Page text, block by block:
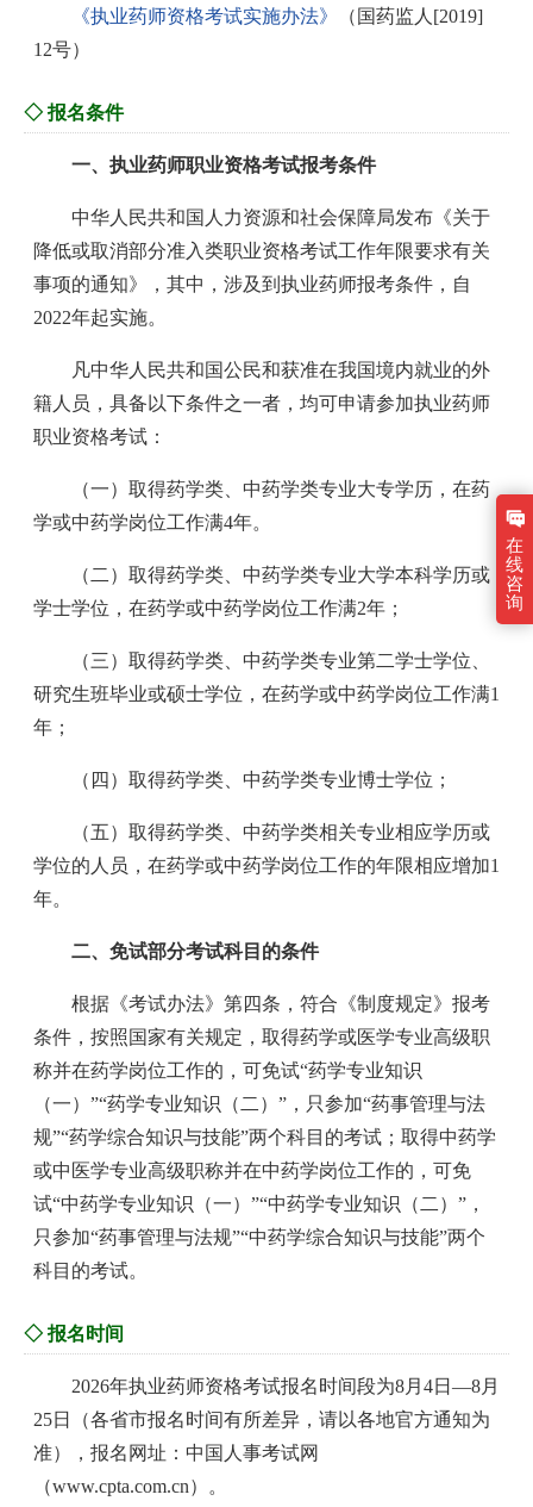
《执业药师资格考试实施办法》
（国药监人[2019]
12号）
◇ 报名条件
一、执业药师职业资格考试报考条件
中华人民共和国人力资源和社会保障局发布《关于
降低或取消部分准入类职业资格考试工作年限要求有关
事项的通知》，其中，涉及到执业药师报考条件，自
2022年起实施。
凡中华人民共和国公民和获准在我国境内就业的外
籍人员，具备以下条件之一者，均可申请参加执业药师
职业资格考试：
（一）取得药学类、中药学类专业大专学历，在药
学或中药学岗位工作满4年。
（二）取得药学类、中药学类专业大学本科学历或
学士学位，在药学或中药学岗位工作满2年；
（三）取得药学类、中药学类专业第二学士学位、
研究生班毕业或硕士学位，在药学或中药学岗位工作满1
年；
（四）取得药学类、中药学类专业博士学位；
（五）取得药学类、中药学类相关专业相应学历或
学位的人员，在药学或中药学岗位工作的年限相应增加1
年。
二、免试部分考试科目的条件
根据《考试办法》第四条，符合《制度规定》报考
条件，按照国家有关规定，取得药学或医学专业高级职
称并在药学岗位工作的，可免试“药学专业知识
（一）”“药学专业知识（二）”，只参加“药事管理与法
规”“药学综合知识与技能”两个科目的考试；取得中药学
或中医学专业高级职称并在中药学岗位工作的，可免
试“中药学专业知识（一）”“中药学专业知识（二）”，
只参加“药事管理与法规”“中药学综合知识与技能”两个
科目的考试。
◇ 报名时间
2026年执业药师资格考试报名时间段为8月4日—8月
25日（各省市报名时间有所差异，请以各地官方通知为
准），报名网址：中国人事考试网
（www.cpta.com.cn）。
在
线
咨
询